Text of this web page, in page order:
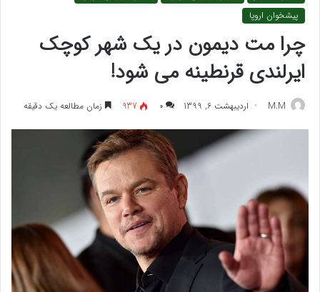
پیشخوان اروپا
چرا مت دیمون در یک شهر کوچک
ایرلندی قرنطینه می شود!
M.M اردیبهشت 6, 1399 ۰ 937 زمان مطالعه یک دقیقه